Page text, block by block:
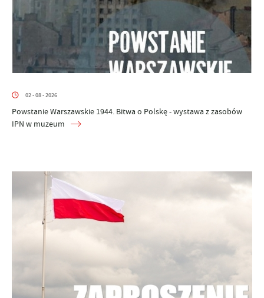
02 - 08 - 2026
Powstanie Warszawskie 1944. Bitwa o Polskę - wystawa z zasobów
IPN w muzeum